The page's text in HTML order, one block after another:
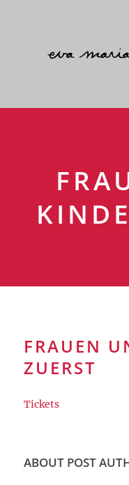
FRAUEN
ZUERST
Tickets
ABOUT POST